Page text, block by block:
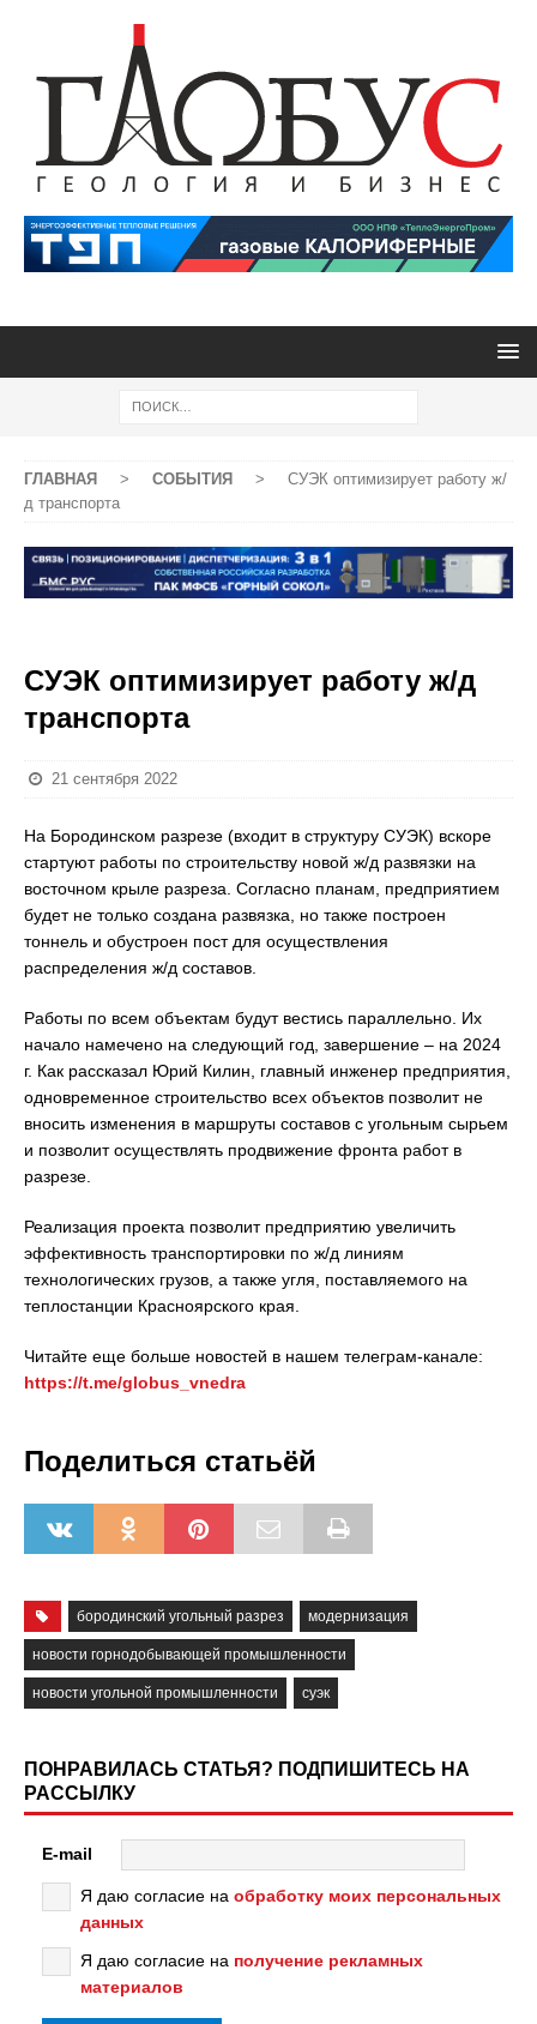
ГЛАВНАЯ > СОБЫТИЯ >
СУЭК оптимизирует работу ж/
д транспорта
СУЭК оптимизирует работу ж/д
транспорта
21 сентября 2022
На Бородинском разрезе (входит в структуру СУЭК) вскоре
стартуют работы по строительству новой ж/д развязки на
восточном крыле разреза. Согласно планам, предприятием
будет не только создана развязка, но также построен
тоннель и обустроен пост для осуществления
распределения ж/д составов.
Работы по всем объектам будут вестись параллельно. Их
начало намечено на следующий год, завершение – на 2024
г. Как рассказал Юрий Килин, главный инженер предприятия,
одновременное строительство всех объектов позволит не
вносить изменения в маршруты составов с угольным сырьем
и позволит осуществлять продвижение фронта работ в
разрезе.
Реализация проекта позволит предприятию увеличить
эффективность транспортировки по ж/д линиям
технологических грузов, а также угля, поставляемого на
теплостанции Красноярского края.
Читайте еще больше новостей в нашем телеграм-канале:
https://t.me/globus_vnedra
Поделиться статьёй
бородинский угольный разрез модернизация
новости горнодобывающей промышленности
новости угольной промышленности суэк
ПОНРАВИЛАСЬ СТАТЬЯ? ПОДПИШИТЕСЬ НА
РАССЫЛКУ
E-mail
Я даю согласие на обработку моих персональных
данных
Я даю согласие на получение рекламных
материалов